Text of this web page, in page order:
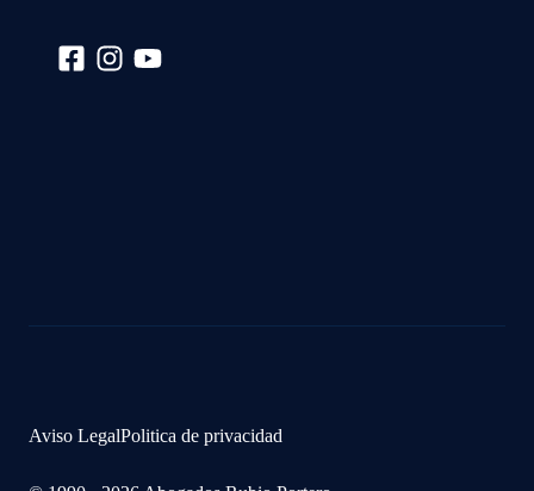
Aviso LegalPolitica de privacidad